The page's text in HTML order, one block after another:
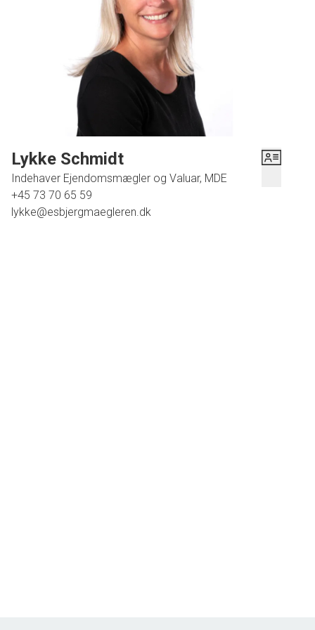
Lykke Schmidt
Indehaver Ejendomsmægler og Valuar, MDE
+45 73 70 65 59
lykke@esbjergmaegleren.dk